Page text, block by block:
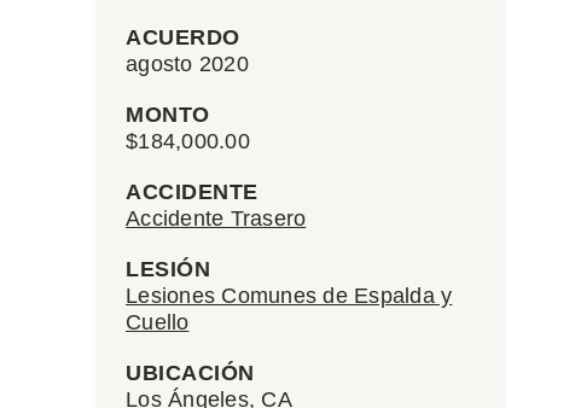
ACUERDO
agosto 2020
MONTO
$184,000.00
ACCIDENTE
Accidente Trasero
LESIÓN
Lesiones Comunes de Espalda y
Cuello
UBICACIÓN
Los Ángeles, CA